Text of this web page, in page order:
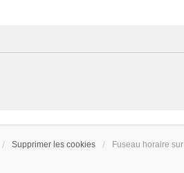
Supprimer les cookies Fuseau horaire sur